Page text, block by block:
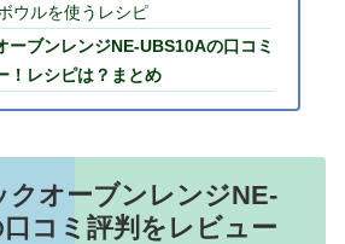
ウルを使うレシピ
ーブンレンジNE-UBS10Aの口コミ
！レシピは？まとめ
クオーブンレンジNE-
コミ評判をレビュー